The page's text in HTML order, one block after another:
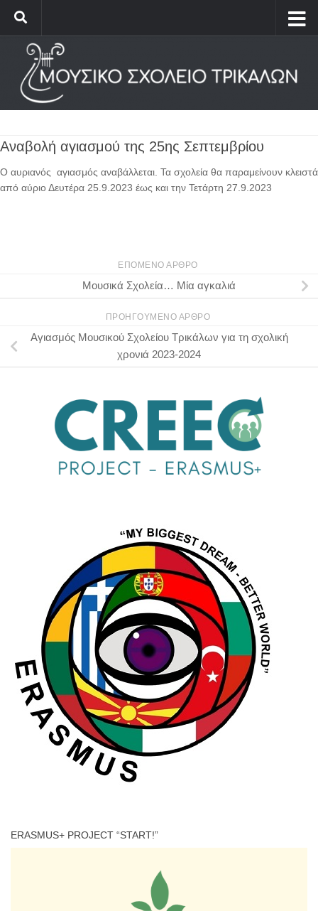
Αναβολή αγιασμού της 25ης Σεπτεμβρίου
Ο αυριανός αγιασμός αναβάλλεται. Τα σχολεία θα παραμείνουν κλειστά
από αύριο Δευτέρα 25.9.2023 έως και την Τετάρτη 27.9.2023
ΕΠΌΜΕΝΟ ΆΡΘΡΟ
Μουσικά Σχολεία… Μία αγκαλιά
ΠΡΟΗΓΟΎΜΕΝΟ ΆΡΘΡΟ
Αγιασμός Μουσικού Σχολείου Τρικάλων για τη σχολική
χρονιά 2023-2024
ERASMUS+ PROJECT “START!”